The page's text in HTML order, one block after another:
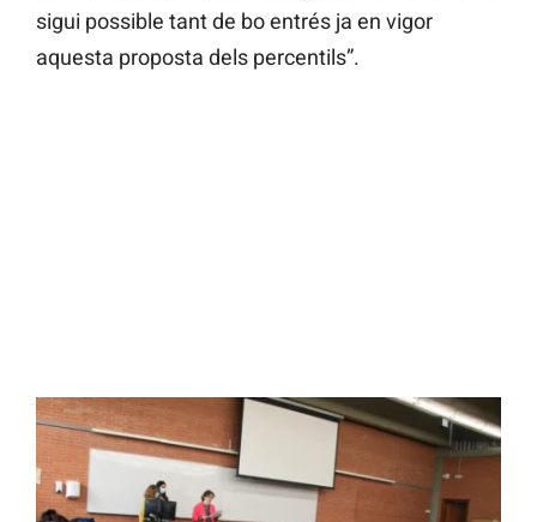
sigui possible tant de bo entrés ja en vigor
aquesta proposta dels percentils”.